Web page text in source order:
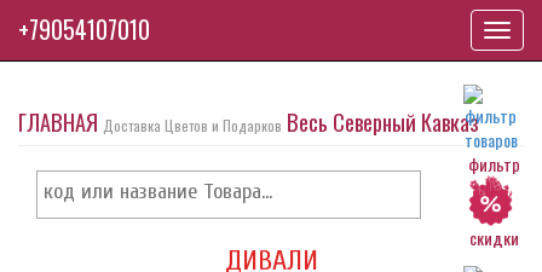
фильтр
скидки
ГЛАВНАЯ Доставка Цветов и Подарков Весь Северный Кавказ
ДИВАЛИ
+79054107010